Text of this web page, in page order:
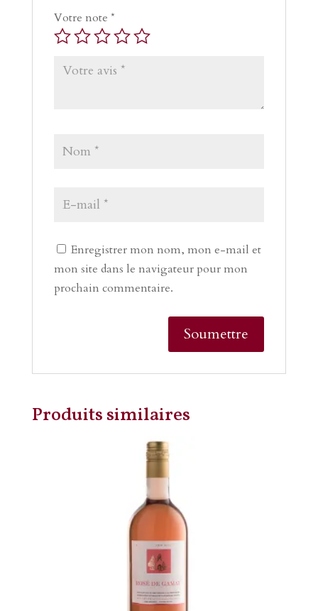
Votre note *
Enregistrer mon nom, mon e-mail et
mon site dans le navigateur pour mon
prochain commentaire.
Produits similaires